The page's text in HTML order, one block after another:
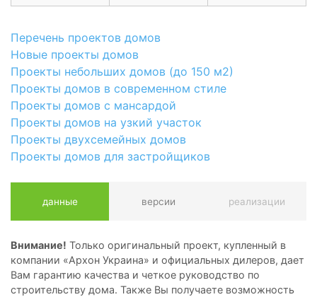
Перечень проектов домов
Новые проекты домов
Проекты небольших домов (до 150 м2)
Проекты домов в современном стиле
Проекты домов с мансардой
Проекты домов на узкий участок
Проекты двухсемейных домов
Проекты домов для застройщиков
данные версии реализации
Внимание! Только оригинальный проект, купленный в
компании «Архон Украина» и официальных дилеров, дает
Вам гарантию качества и четкое руководство по
строительству дома. Также Вы получаете возможность